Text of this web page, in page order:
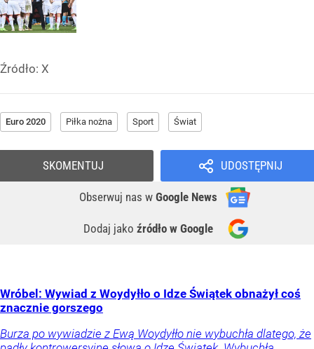
Źródło: X
Euro 2020 Piłka nożna Sport Świat
UDOSTĘPNIJ
Obserwuj nas w Google News
Dodaj jako źródło w Google
SKOMENTUJ
Wróbel: Wywiad z Woydyłło o Idze Świątek obnażył coś
znacznie gorszego
Burza po wywiadzie z Ewą Woydyłło nie wybuchła dlatego, że